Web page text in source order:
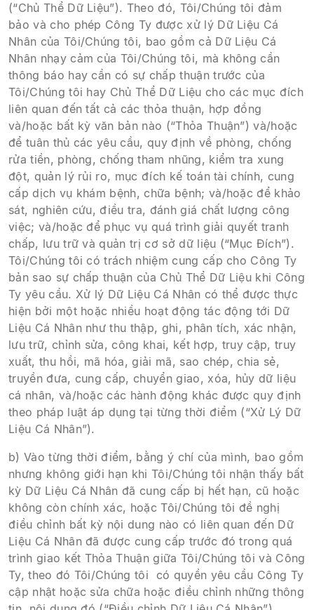
(“Chủ Thể Dữ Liệu”). Theo đó, Tôi/Chúng tôi đảm
bảo và cho phép Công Ty được xử lý Dữ Liệu Cá
Nhân của Tôi/Chúng tôi, bao gồm cả Dữ Liệu Cá
Nhân nhạy cảm của Tôi/Chúng tôi, mà không cần
thông báo hay cần có sự chấp thuận trước của
Tôi/Chúng tôi hay Chủ Thể Dữ Liệu cho các mục đích
liên quan đến tất cả các thỏa thuận, hợp đồng
và/hoặc bất kỳ văn bản nào (“Thỏa Thuận”) và/hoặc
để tuân thủ các yêu cầu, quy định về phòng, chống
rửa tiền, phòng, chống tham nhũng, kiểm tra xung
đột, quản lý rủi ro, mục đích kế toán tài chính, cung
cấp dịch vụ khám bệnh, chữa bệnh; và/hoặc để khảo
sát, nghiên cứu, điều tra, đánh giá chất lượng công
việc; và/hoặc để phục vụ quá trình giải quyết tranh
chấp, lưu trữ và quản trị cơ sở dữ liệu (“Mục Đích”).
Tôi/Chúng tôi có trách nhiệm cung cấp cho Công Ty
bản sao sự chấp thuận của Chủ Thể Dữ Liệu khi Công
Ty yêu cầu. Xử lý Dữ Liệu Cá Nhân có thể được thực
hiện bởi một hoặc nhiều hoạt động tác động tới Dữ
Liệu Cá Nhân như thu thập, ghi, phân tích, xác nhận,
lưu trữ, chỉnh sửa, công khai, kết hợp, truy cập, truy
xuất, thu hồi, mã hóa, giải mã, sao chép, chia sẻ,
truyền đưa, cung cấp, chuyển giao, xóa, hủy dữ liệu
cá nhân, và/hoặc các hành động khác được quy định
theo pháp luật áp dụng tại từng thời điểm (“Xử Lý Dữ
Liệu Cá Nhân”).
b) Vào từng thời điểm, bằng ý chí của mình, bao gồm
nhưng không giới hạn khi Tôi/Chúng tôi nhận thấy bất
kỳ Dữ Liệu Cá Nhân đã cung cấp bị hết hạn, cũ hoặc
không còn chính xác, hoặc Tôi/Chúng tôi đề nghị
điều chỉnh bất kỳ nội dung nào có liên quan đến Dữ
Liệu Cá Nhân đã được cung cấp trước đó trong quá
trình giao kết Thỏa Thuận giữa Tôi/Chúng tôi và Công
Ty, theo đó Tôi/Chúng tôi có quyền yêu cầu Công Ty
cập nhật hoặc sửa chữa hoặc điều chỉnh những thông